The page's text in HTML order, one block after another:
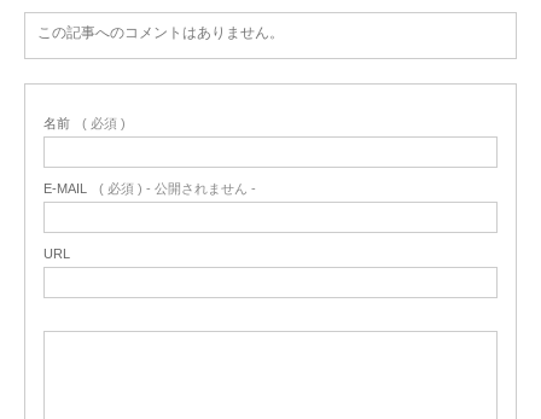
この記事へのコメントはありません。
名前 ( 必須 )
E-MAIL ( 必須 ) - 公開されません -
URL